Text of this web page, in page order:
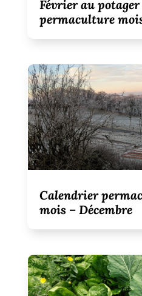
Février au
permaculture
Calendrier
mois – Décembre